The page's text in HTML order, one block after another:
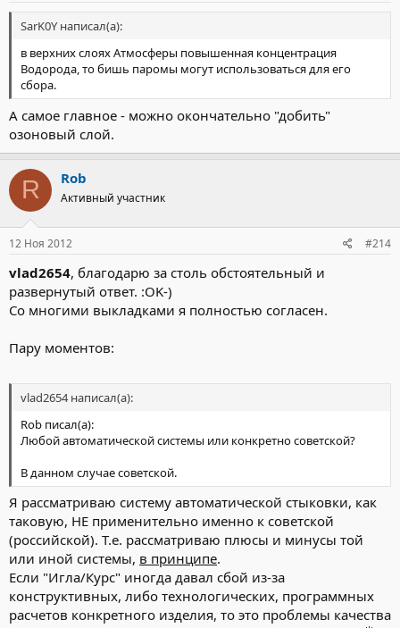
SarK0Y написал(а):
в верхних слоях Атмосферы повышенная концентрация
Водорода, то бишь паромы могут использоваться для его
сбора.
А самое главное - можно окончательно "добить"
озоновый слой.
R Rob
Активный участник
12 Ноя 2012 #214
vlad2654, благодарю за столь обстоятельный и
развернутый ответ. :OK-)
Со многими выкладками я полностью согласен.
Пару моментов:
vlad2654 написал(а):
Rob писал(а):
Любой автоматической системы или конкретно советской?
В данном случае советской.
Я рассматриваю систему автоматической стыковки, как
таковую, НЕ применительно именно к советской
(российской). Т.е. рассматриваю плюсы и минусы той
или иной системы, в принципе.
Если "Игла/Курс" иногда давал сбой из-за
конструктивных, либо технологических, программных
расчетов конкретного изделия, то это проблемы качества